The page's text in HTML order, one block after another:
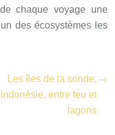
chaque voyage une
des écosystèmes les
Les îles de la sonde,
indonésie, entre feu et
lagons